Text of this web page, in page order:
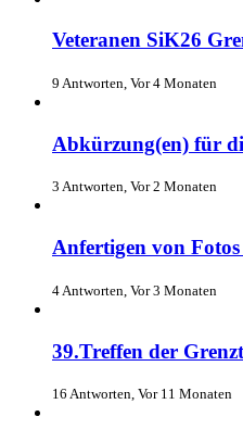
Veteranen SiK26
9 Antworten, Vor 4 Monaten
Abkürzung(en) für
3 Antworten, Vor 2 Monaten
Anfertigen von
4 Antworten, Vor 3 Monaten
39.Treffen der
16 Antworten, Vor 11 Monaten